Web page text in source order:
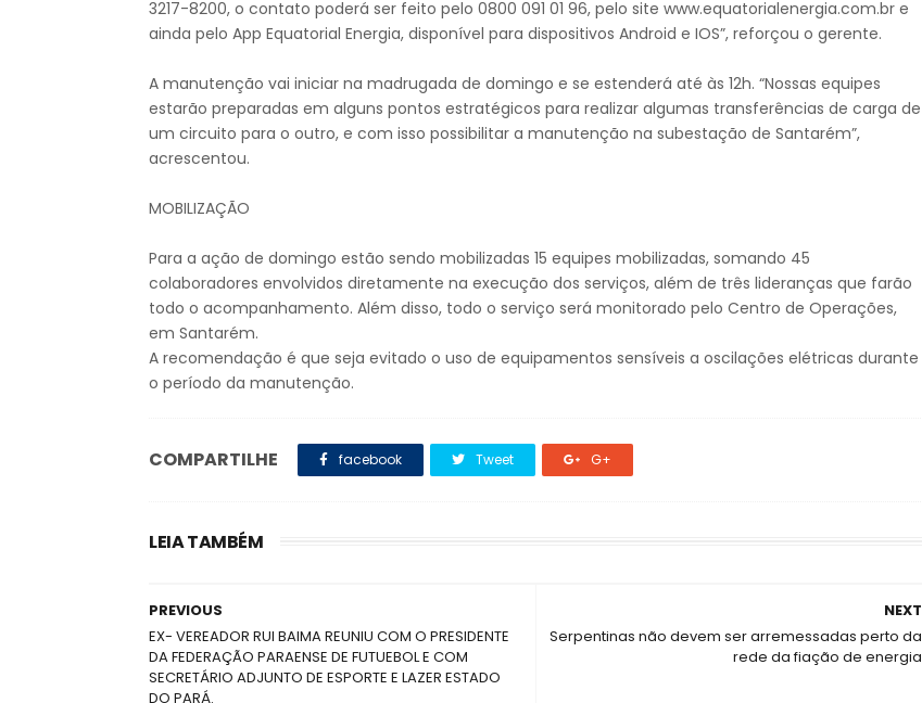
3217-8200, o contato poderá ser feito pelo 0800 091 01 96, pelo site www.equatorialenergia.com.br e
ainda pelo App Equatorial Energia, disponível para dispositivos Android e IOS”, reforçou o gerente.
A manutenção vai iniciar na madrugada de domingo e se estenderá até às 12h. “Nossas equipes
estarão preparadas em alguns pontos estratégicos para realizar algumas transferências de carga de
um circuito para o outro, e com isso possibilitar a manutenção na subestação de Santarém”,
acrescentou.
MOBILIZAÇÃO
Para a ação de domingo estão sendo mobilizadas 15 equipes mobilizadas, somando 45
colaboradores envolvidos diretamente na execução dos serviços, além de três lideranças que farão
todo o acompanhamento. Além disso, todo o serviço será monitorado pelo Centro de Operações,
em Santarém.
A recomendação é que seja evitado o uso de equipamentos sensíveis a oscilações elétricas durante
o período da manutenção.
COMPARTILHE facebook Tweet G+
LEIA TAMBÉM
NEXT
Serpentinas não devem ser arremessadas perto da
rede da fiação de energia
PREVIOUS
EX- VEREADOR RUI BAIMA REUNIU COM O PRESIDENTE
DA FEDERAÇÃO PARAENSE DE FUTUEBOL E COM
SECRETÁRIO ADJUNTO DE ESPORTE E LAZER ESTADO
DO PARÁ.